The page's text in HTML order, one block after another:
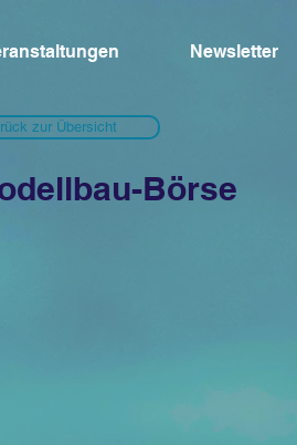
Newsletter
zur Übersicht
Börse